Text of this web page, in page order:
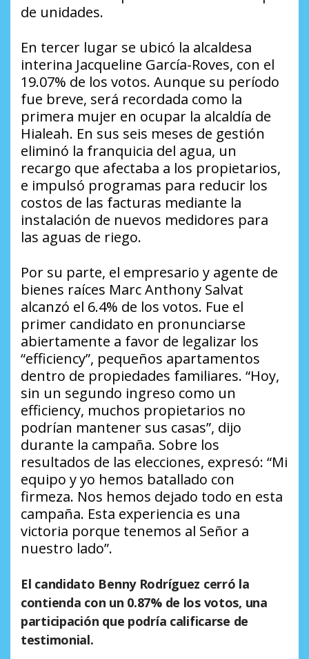
de unidades.
En tercer lugar se ubicó la alcaldesa
interina Jacqueline García-Roves, con el
19.07% de los votos. Aunque su período
fue breve, será recordada como la
primera mujer en ocupar la alcaldía de
Hialeah. En sus seis meses de gestión
eliminó la franquicia del agua, un
recargo que afectaba a los propietarios,
e impulsó programas para reducir los
costos de las facturas mediante la
instalación de nuevos medidores para
las aguas de riego.
Por su parte, el empresario y agente de
bienes raíces Marc Anthony Salvat
alcanzó el 6.4% de los votos. Fue el
primer candidato en pronunciarse
abiertamente a favor de legalizar los
“efficiency”, pequeños apartamentos
dentro de propiedades familiares. “Hoy,
sin un segundo ingreso como un
efficiency, muchos propietarios no
podrían mantener sus casas”, dijo
durante la campaña. Sobre los
resultados de las elecciones, expresó: “Mi
equipo y yo hemos batallado con
firmeza. Nos hemos dejado todo en esta
campaña. Esta experiencia es una
victoria porque tenemos al Señor a
nuestro lado”.
El candidato Benny Rodríguez cerró la
contienda con un 0.87% de los votos, una
participación que podría calificarse de
testimonial.